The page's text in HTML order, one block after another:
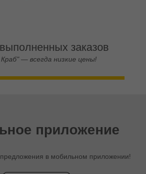
заказов
— всегда низкие цены!
приложение
в мобильном приложении!